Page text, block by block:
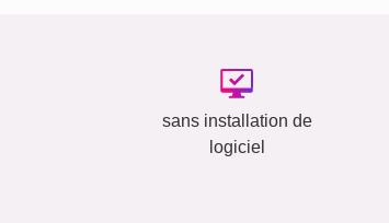
sans installation de
logiciel